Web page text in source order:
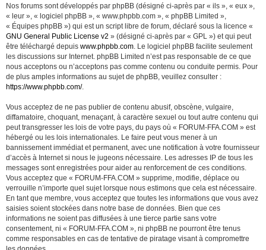
Nos forums sont développés par phpBB (désigné ci-après par « ils », « eux »,
« leur », « logiciel phpBB », « www.phpbb.com », « phpBB Limited »,
« Équipes phpBB ») qui est un script libre de forum, déclaré sous la licence «
GNU General Public License v2 » (désigné ci-après par « GPL ») et qui peut
être téléchargé depuis www.phpbb.com . Le logiciel phpBB facilite seulement
les discussions sur Internet. phpBB Limited n’est pas responsable de ce que
nous acceptons ou n’acceptons pas comme contenu ou conduite permis. Pour
de plus amples informations au sujet de phpBB, veuillez consulter :
https://www.phpbb.com/.
Vous acceptez de ne pas publier de contenu abusif, obscène, vulgaire,
diffamatoire, choquant, menaçant, à caractère sexuel ou tout autre contenu qui
peut transgresser les lois de votre pays, du pays où « FORUM-FFA.COM » est
hébergé ou les lois internationales. Le faire peut vous mener à un
bannissement immédiat et permanent, avec une notification à votre fournisseur
d’accès à Internet si nous le jugeons nécessaire. Les adresses IP de tous les
messages sont enregistrées pour aider au renforcement de ces conditions.
Vous acceptez que « FORUM-FFA.COM » supprime, modifie, déplace ou
verrouille n’importe quel sujet lorsque nous estimons que cela est nécessaire.
En tant que membre, vous acceptez que toutes les informations que vous avez
saisies soient stockées dans notre base de données. Bien que ces
informations ne soient pas diffusées à une tierce partie sans votre
consentement, ni « FORUM-FFA.COM », ni phpBB ne pourront être tenus
comme responsables en cas de tentative de piratage visant à compromettre